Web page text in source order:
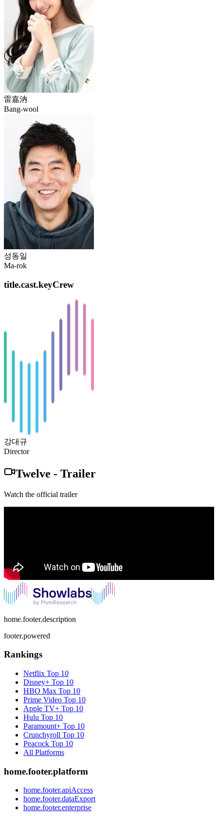
雷嘉汭
Bang-wool
성동일
Ma-rok
title.cast.keyCrew
강대규
Director
Twelve - Trailer
Watch the official trailer
home.footer.description
footer.powered
Rankings
Netflix Top 10
Disney+ Top 10
HBO Max Top 10
Prime Video Top 10
Apple TV+ Top 10
Hulu Top 10
Paramount+ Top 10
Crunchyroll Top 10
Peacock Top 10
All Platforms
home.footer.platform
home.footer.apiAccess
home.footer.dataExport
home.footer.enterprise